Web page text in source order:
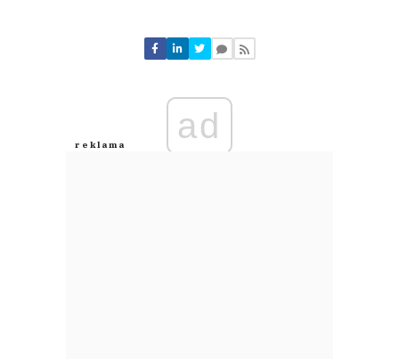
Nie znaleziono komentarzy
Zostaw swoje komentarze
Anuluj
ad